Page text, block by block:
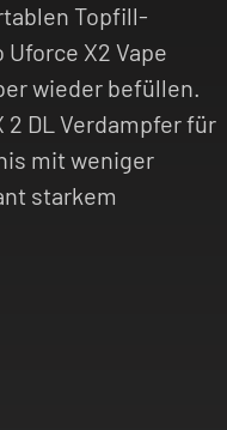
Topfill-
X2 Vape
wieder befüllen.
2 DL Verdampfer für
mit weniger
starkem